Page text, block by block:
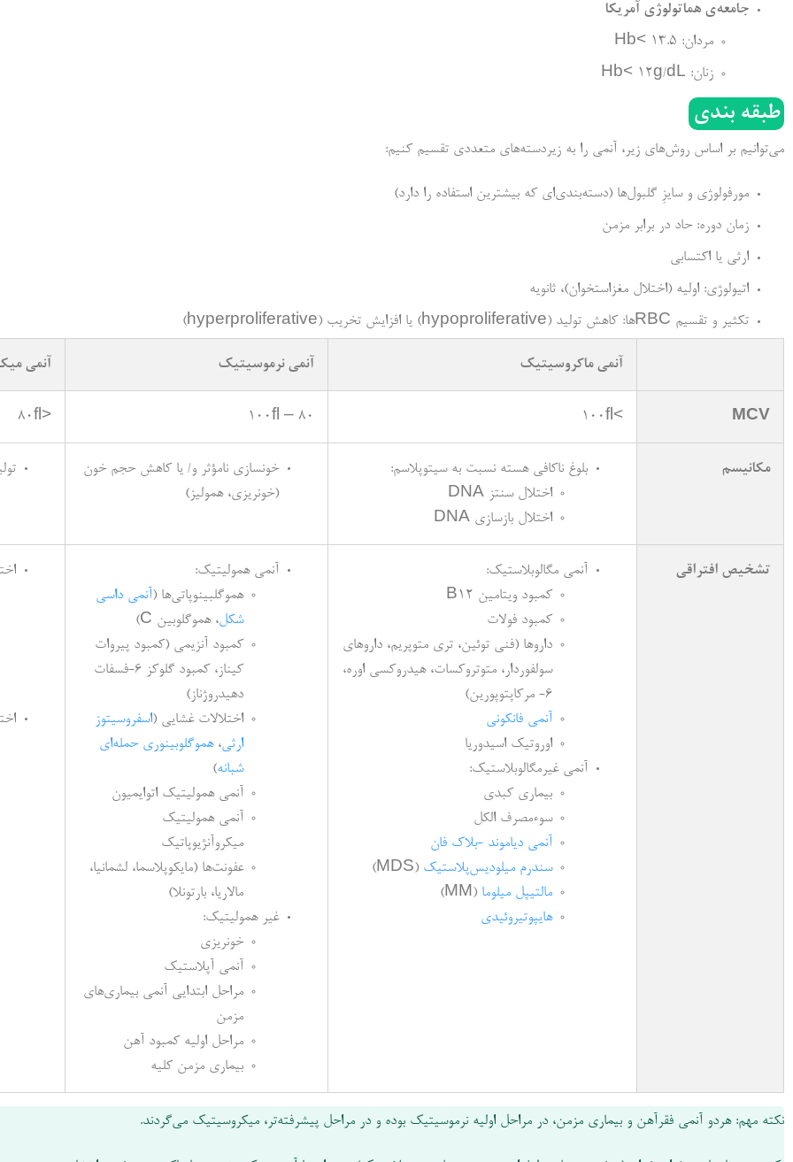
جامعه‌ی هماتولوژی آمریکا
مردان: Hb< 13.5
زنان: Hb< 12g/dL
طبقه بندی
می‌توانیم بر اساس روش‌های زیر، آنمی را به زیردسته‌های متعددی تقسیم کنیم:
مورفولوژی و سایزِ گلبول‌ها (دسته‌بندی‌ای که بیشترین استفاده را دارد)
زمان دوره: حاد در برابر مزمن
ارثی یا اکتسابی
اتیولوژی: اولیه (اختلال مغزاستخوان)، ثانویه
تکثیر و تقسیم RBCها: کاهش تولید (hypoproliferative) یا افزایش تخریب (hyperproliferative)
آنمی ماکروسیتیک آنمی نرموسیتیک آنمی
MCV
>100fl
80 – 100fl
<80fl
مکانیسم
بلوغ ناکافی هسته نسبت به سیتوپلاسم:
اختلال سنتز DNA
اختلال بازسازی DNA
خونسازی نامؤثر و/ یا کاهش حجم خون
(خونریزی، همولیز)
تشخیص افتراقی
آنمی مگالوبلاستیک:
کمبود ویتامین B12
کمبود فولات
داروها (فنی توئین، تری متوپریم، داروهای
سولفوردار، متوتروکسات، هیدروکسی اوره،
6- مرکاپتوپورین)
آنمی فانکونی
اوروتیک اسیدوریا
آنمی غیرمگالوبلاستیک:
بیماری کبدی
سوءمصرف الکل
آنمی دیاموند -بلاک فان
سندرم میلودیس‌پلاستیک (MDS)
مالتیپل میلوما (MM)
هایپوتیروئیدی
آنمی همولیتیک:
هموگلبینوپاتی‌ها (آنمی داسی
شکل، هموگلوبین C)
کمبود آنزیمی (کمبود پیروات
کیناز، کمبود گلوکز 6-فسفات
دهیدروژناز)
اختلالات غشایی (اسفروسیتوز
ارثی،هموگلوبینوری حمله‌ای
شبانه)
آنمی همولیتیک اتوایمیون
آنمی همولیتیک
میکروآنژیوپاتیک
عفونت‌ها (مایکوپلاسما، لشمانیا،
مالاریا، بارتونلا)
غیر همولیتیک:
خونریزی
آنمی آپلاستیک
مراحل ابتدایی آنمی بیماری‌های
مزمن
مراحل اولیه کمبود آهن
بیماری مزمن کلیه
نکته مهم: هردو آنمی فقرآهن و بیماری مزمن، در مراحل اولیه نرموسیتیک بوده و در مراحل پیشرفته‌‌تر، میکروسیتیک می‌گردند.